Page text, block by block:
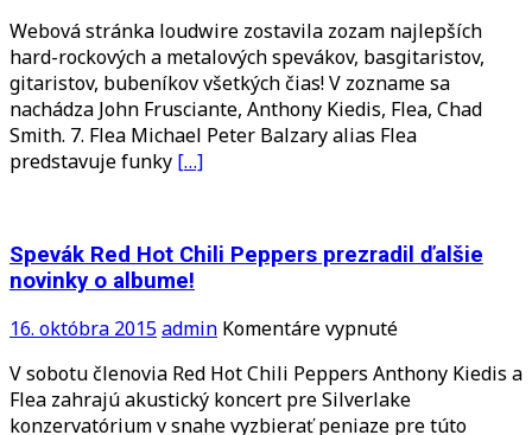
najlepších
hard-
rockových
a
metalových
Webová stránka loudwire zostavila zozam najlepších
hard-rockových a metalových spevákov, basgitaristov,
gitaristov, bubeníkov všetkých čias! V zozname sa
nachádza John Frusciante, Anthony Kiedis, Flea, Chad
Smith. 7. Flea Michael Peter Balzary alias Flea
predstavuje funky […]
Spevák Red Hot Chili Peppers prezradil ďalšie
novinky o albume!
16. októbra 2015admin Komentáre vypnuténa
Red
Hot
V sobotu členovia Red Hot Chili Peppers Anthony Kiedis a
Flea zahrajú akustický koncert pre Silverlake
konzervatórium v snahe vyzbierať peniaze pre túto